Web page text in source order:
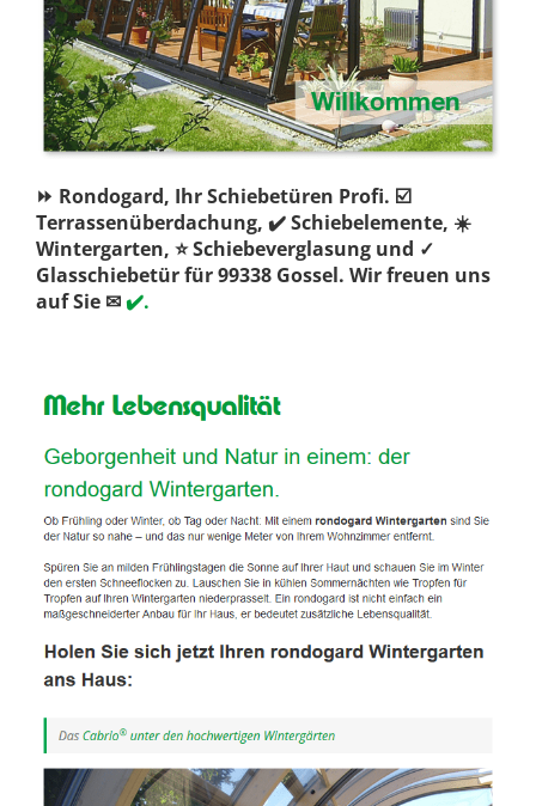
⏩ Rondogard, Ihr Schiebetüren Profi. ☑️
Terrassenüberdachung, ✔️ Schiebelemente, ☀️
Wintergarten, ⭐ Schiebeverglasung und ✓
Glasschiebetür für 99338 Gossel. Wir freuen uns
auf Sie ✉✔️.